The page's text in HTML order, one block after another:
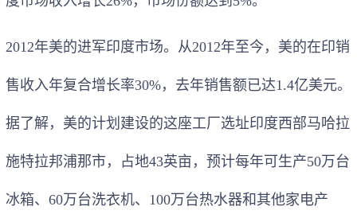
2012年美的进军印度市场。从2012年至今，美的在印销
售收入年复合增长率30%，去年销售额已达1.4亿美元。
据了解，美的计划建设的这座工厂选址印度西部马哈拉
施特拉邦浦那市，占地43英亩，预计每年可生产50万台
冰箱、60万台洗衣机、100万台热水器和其他家电产